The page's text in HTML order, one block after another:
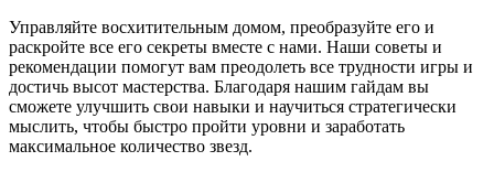
Управляйте восхитительным домом, преобразуйте его и
раскройте все его секреты вместе с нами. Наши советы и
рекомендации помогут вам преодолеть все трудности игры и
достичь высот мастерства. Благодаря нашим гайдам вы
сможете улучшить свои навыки и научиться стратегически
мыслить, чтобы быстро пройти уровни и заработать
максимальное количество звезд.